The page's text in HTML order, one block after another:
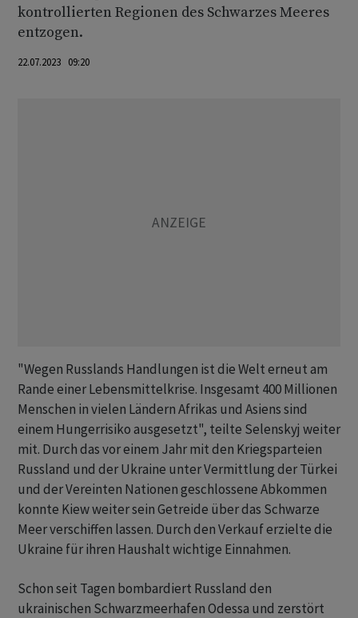
kontrollierten Regionen des Schwarzes Meeres
entzogen.
22.07.2023 09:20
"Wegen Russlands Handlungen ist die Welt erneut am
Rande einer Lebensmittelkrise. Insgesamt 400 Millionen
Menschen in vielen Ländern Afrikas und Asiens sind
einem Hungerrisiko ausgesetzt", teilte Selenskyj weiter
mit. Durch das vor einem Jahr mit den Kriegsparteien
Russland und der Ukraine unter Vermittlung der Türkei
und der Vereinten Nationen geschlossene Abkommen
konnte Kiew weiter sein Getreide über das Schwarze
Meer verschiffen lassen. Durch den Verkauf erzielte die
Ukraine für ihren Haushalt wichtige Einnahmen.
Schon seit Tagen bombardiert Russland den
ukrainischen Schwarzmeerhafen Odessa und zerstört